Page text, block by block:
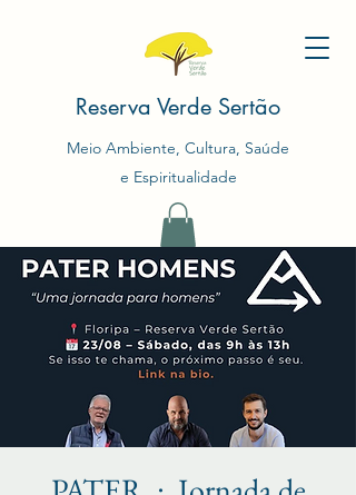
Reserva Verde Sertão
Meio Ambiente, Cultura, Saúde
e Espiritualidade